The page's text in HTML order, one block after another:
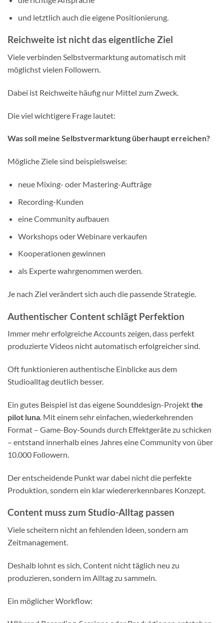
und letztlich auch die eigene Positionierung.
Reichweite ist nicht das eigentliche Ziel
Viele verbinden Selbstvermarktung automatisch mit
möglichst vielen Followern.
Dabei ist Reichweite häufig nur Mittel zum Zweck.
Die viel wichtigere Frage lautet:
Was soll meine Selbstvermarktung überhaupt erreichen?
Mögliche Ziele sind beispielsweise:
neue Mixing- oder Mastering-Aufträge
Recording-Kunden
eine Community aufbauen
Workshops oder Webinare verkaufen
Kooperationen gewinnen
als Experte wahrgenommen werden.
Je nach Ziel verändert sich auch die passende Strategie.
Authentischer Content schlägt Perfektion
Immer mehr erfolgreiche Accounts zeigen, dass perfekt
produzierte Videos nicht automatisch erfolgreicher sind.
Oft funktionieren authentische Einblicke aus dem
Studioalltag deutlich besser.
Ein gutes Beispiel ist das eigene Sounddesign-Projektthe
pilot luna . Mit einem sehr einfachen, wiederkehrenden
Format – Game-Boy-Sounds durch Effektgeräte zu schicken
– entstand innerhalb eines Jahres eine Community von über
10.000 Followern.
Der entscheidende Punkt war dabei nicht die perfekte
Produktion, sondern ein klar wiedererkennbares Konzept.
Content muss zum Studio-Alltag passen
Viele scheitern nicht an fehlenden Ideen, sondern am
Zeitmanagement.
Deshalb lohnt es sich, Content nicht täglich neu zu
produzieren, sondern im Alltag zu sammeln.
Ein möglicher Workflow: